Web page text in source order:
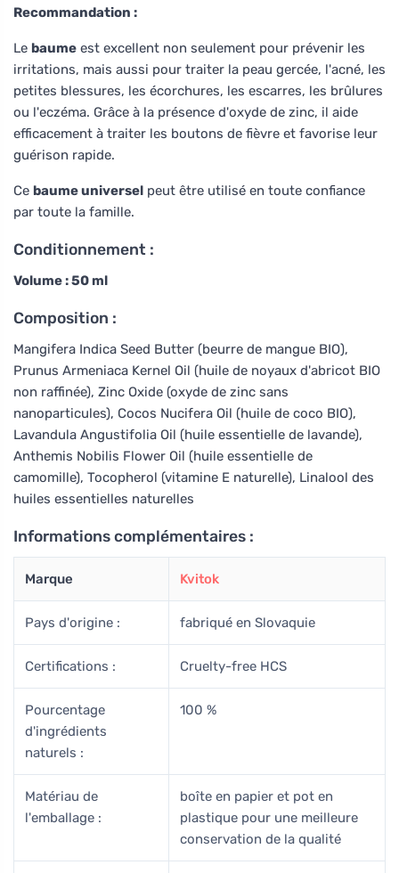
Recommandation :
Le baume est excellent non seulement pour prévenir les
irritations, mais aussi pour traiter la peau gercée, l'acné, les
petites blessures, les écorchures, les escarres, les brûlures
ou l'eczéma. Grâce à la présence d'oxyde de zinc, il aide
efficacement à traiter les boutons de fièvre et favorise leur
guérison rapide.
Ce baume universel peut être utilisé en toute confiance
par toute la famille.
Conditionnement :
Volume : 50 ml
Composition :
Mangifera Indica Seed Butter (beurre de mangue BIO),
Prunus Armeniaca Kernel Oil (huile de noyaux d'abricot BIO
non raffinée), Zinc Oxide (oxyde de zinc sans
nanoparticules), Cocos Nucifera Oil (huile de coco BIO),
Lavandula Angustifolia Oil (huile essentielle de lavande),
Anthemis Nobilis Flower Oil (huile essentielle de
camomille), Tocopherol (vitamine E naturelle), Linalool des
huiles essentielles naturelles
Informations complémentaires :
Marque Kvitok
Pays d'origine : fabriqué en Slovaquie
Certifications : Cruelty-free HCS
Pourcentage
d'ingrédients
naturels :
100 %
Matériau de
l'emballage :
boîte en papier et pot en
plastique pour une meilleure
conservation de la qualité